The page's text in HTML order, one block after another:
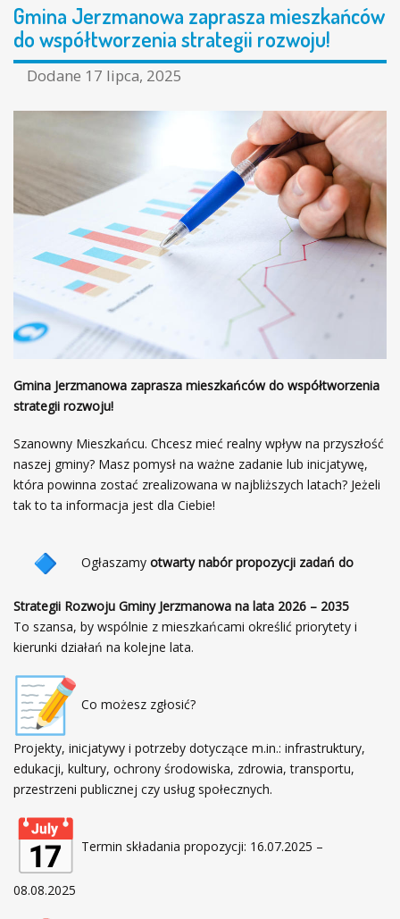
Gmina Jerzmanowa zaprasza mieszkańców
do współtworzenia strategii rozwoju!
Dodane 17 lipca, 2025
Gmina Jerzmanowa zaprasza mieszkańców do współtworzenia
strategii rozwoju!
Szanowny Mieszkańcu. Chcesz mieć realny wpływ na przyszłość
naszej gminy? Masz pomysł na ważne zadanie lub inicjatywę,
która powinna zostać zrealizowana w najbliższych latach? Jeżeli
tak to ta informacja jest dla Ciebie!
Ogłaszamy otwarty nabór propozycji zadań do
Strategii Rozwoju Gminy Jerzmanowa na lata 2026 – 2035
To szansa, by wspólnie z mieszkańcami określić priorytety i
kierunki działań na kolejne lata.
Co możesz zgłosić?
Projekty, inicjatywy i potrzeby dotyczące m.in.: infrastruktury,
edukacji, kultury, ochrony środowiska, zdrowia, transportu,
przestrzeni publicznej czy usług społecznych.
Termin składania propozycji: 16.07.2025 –
08.08.2025